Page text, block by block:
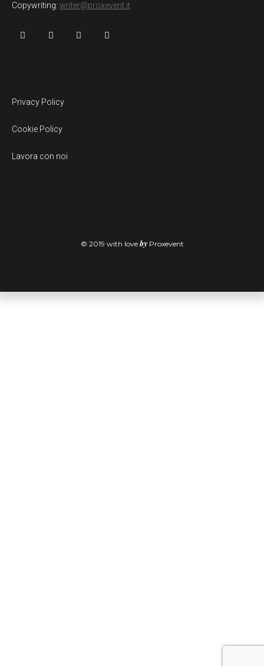
Copywriting: writer@proxevent.it
Privacy Policy
Cookie Policy
Lavora con noi
© 2019 with love byProxevent